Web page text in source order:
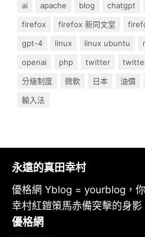
ai apache blog chatgpt
firefox
firefox 新同文堂
gpt-4
linux linux ubuntu
openai
php twitter
分級制度
微軟 日本 油價
輸入法
永遠的真田幸村
優格網 Yblog = yourblog，
幸村紅鎧策馬赤備突擊的身影
優格網